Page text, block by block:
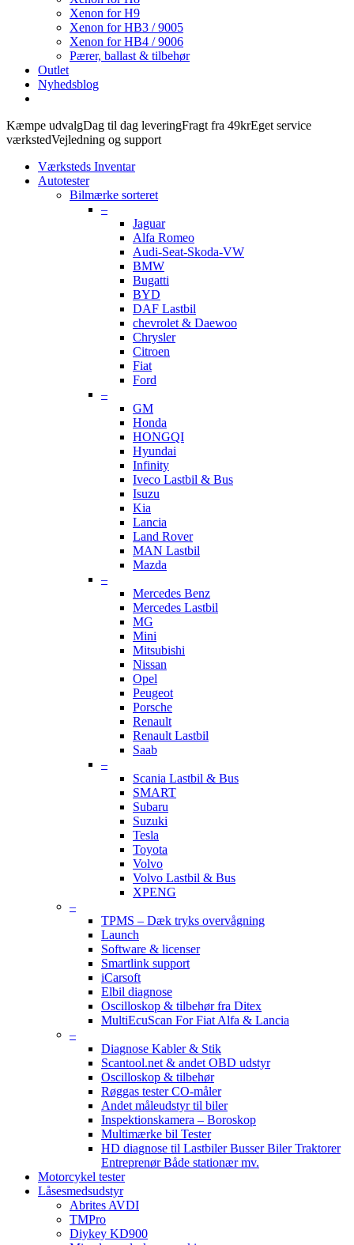
Xenon for H9
Xenon for HB3 / 9005
Xenon for HB4 / 9006
Pærer, ballast & tilbehør
Outlet
Nyhedsblog
Kæmpe udvalgDag til dag leveringFragt fra 49krEget service
værkstedVejledning og support
Værksteds Inventar
Autotester
Bilmærke sorteret
–
Jaguar
Alfa Romeo
Audi-Seat-Skoda-VW
BMW
Bugatti
BYD
DAF Lastbil
chevrolet & Daewoo
Chrysler
Citroen
Fiat
Ford
–
GM
Honda
HONGQI
Hyundai
Infinity
Iveco Lastbil & Bus
Isuzu
Kia
Lancia
Land Rover
MAN Lastbil
Mazda
–
Mercedes Benz
Mercedes Lastbil
MG
Mini
Mitsubishi
Nissan
Opel
Peugeot
Porsche
Renault
Renault Lastbil
Saab
–
Scania Lastbil & Bus
SMART
Subaru
Suzuki
Tesla
Toyota
Volvo
Volvo Lastbil & Bus
XPENG
–
TPMS – Dæk tryks overvågning
Launch
Software & licenser
Smartlink support
iCarsoft
Elbil diagnose
Oscilloskop & tilbehør fra Ditex
MultiEcuScan For Fiat Alfa & Lancia
–
Diagnose Kabler & Stik
Scantool.net & andet OBD udstyr
Oscilloskop & tilbehør
Røggas tester CO-måler
Andet måleudstyr til biler
Inspektionskamera – Boroskop
Multimærke bil Tester
HD diagnose til Lastbiler Busser Biler Traktorer
Entreprenør Både stationær mv.
Motorcykel tester
Låsesmedsudstyr
Abrites AVDI
TMPro
Diykey KD900